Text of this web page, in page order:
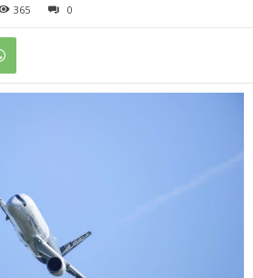
365 0